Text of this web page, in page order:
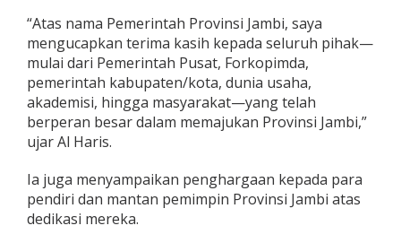
a
t
D
o
r
o
e
r
“Atas nama Pemerintah Provinsi Jambi, saya
mengucapkan terima kasih kepada seluruh pihak—
mulai dari Pemerintah Pusat, Forkopimda,
pemerintah kabupaten/kota, dunia usaha,
akademisi, hingga masyarakat—yang telah
berperan besar dalam memajukan Provinsi Jambi,”
ujar Al Haris.
Ia juga menyampaikan penghargaan kepada para
pendiri dan mantan pemimpin Provinsi Jambi atas
dedikasi mereka.